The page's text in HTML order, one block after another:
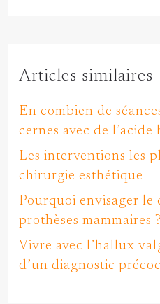
Articles similaires
En combien de
cernes avec de
Les interventions les
chirurgie esthétique
Pourquoi envisager le
prothèses mammaires ?
Vivre avec l’hallux
d’un diagnostic